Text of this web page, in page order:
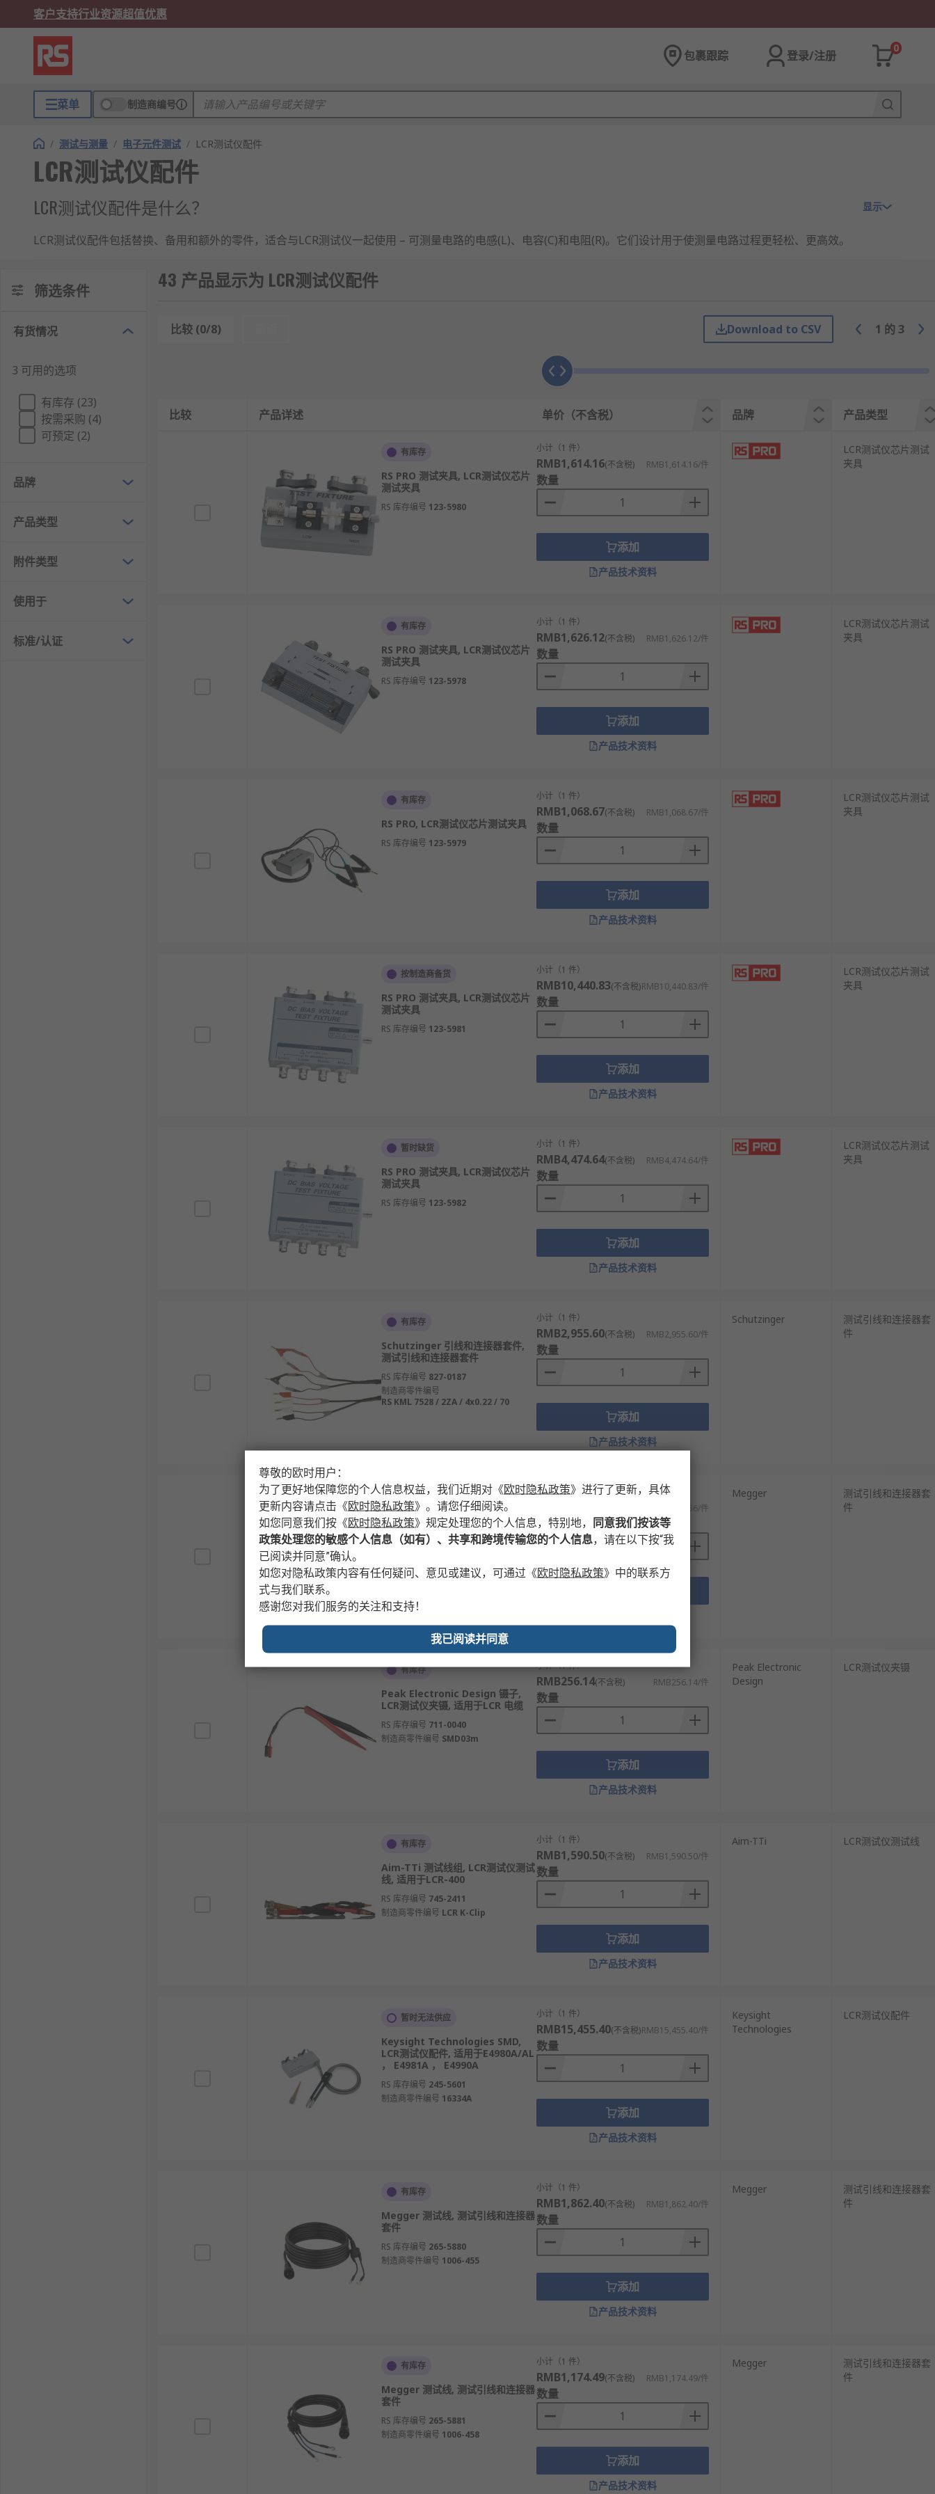
客户支持行业资源超值优惠
包裹跟踪 登录/注册
0
菜单 制造商编号
/ 测试与测量 / 电子元件测试 / LCR测试仪配件
LCR测试仪配件
LCR测试仪配件是什么？
LCR测试仪配件包括替换、备用和额外的零件，适合与LCR测试仪一起使用 – 可测量电路的电感(L)、电容(C)和电阻(R)。它们设计用于使测量电路过程更轻松、更高效。
LCR测试仪配件的应用
LCR测试仪配件的类型
LCR测试仪配件涵盖从小型替换部件到全模块的各种组件，可用于构建您自己的仪器。一些通用配件包括：
弯曲尖端 – 更容易够到难以触及的组件。
空白模块 – 可自定义仪器结构。
RS为您提供了不同品牌的LCR测试仪配件，如Keysight Technologies、RS PRO、Schutzinger等多款不同规格、型号的产品供您挑选，从而满足不同的应用场景需求。
欢迎查看和订购RS的LCR测试仪配件及相关产品，订购现货24小时内发货，线上下单满额免运费。
显示
筛选条件
有货情况
3 可用的选项
有库存 (23)
按需采购 (4)
可预定 (2)
品牌
产品类型
附件类型
使用于
标准/认证
43 产品显示为 LCR测试仪配件
比较 (0/8) Download to CSV 1 的 3
比较 产品详述 单价（不含税） 品牌 产品类型
有库存
RS PRO 测试夹具, LCR测试仪芯片
测试夹具
RS 库存编号 123-5980
小计（1 件）
RMB1,614.16(不含税) RMB1,614.16/件
数量
添加
产品技术资料
LCR测试仪芯片测试
夹具
有库存
RS PRO 测试夹具, LCR测试仪芯片
测试夹具
RS 库存编号 123-5978
小计（1 件）
RMB1,626.12(不含税) RMB1,626.12/件
数量
添加
产品技术资料
LCR测试仪芯片测试
夹具
有库存
RS PRO, LCR测试仪芯片测试夹具
RS 库存编号 123-5979
小计（1 件）
RMB1,068.67(不含税) RMB1,068.67/件
数量
添加
产品技术资料
LCR测试仪芯片测试
夹具
按制造商备货
RS PRO 测试夹具, LCR测试仪芯片
测试夹具
RS 库存编号 123-5981
小计（1 件）
RMB10,440.83(不含税)RMB10,440.83/件
数量
添加
产品技术资料
LCR测试仪芯片测试
夹具
暂时缺货
RS PRO 测试夹具, LCR测试仪芯片
测试夹具
RS 库存编号 123-5982
小计（1 件）
RMB4,474.64(不含税) RMB4,474.64/件
数量
添加
产品技术资料
LCR测试仪芯片测试
夹具
有库存
Schutzinger 引线和连接器套件,
测试引线和连接器套件
RS 库存编号 827-0187
制造商零件编号
RS KML 7528 / 2ZA / 4x0.22 / 70
小计（1 件）
RMB2,955.60(不含税) RMB2,955.60/件
数量
添加
产品技术资料
Schutzinger
测试引线和连接器套
件
有库存
Megger 探头引线, 测试引线和连接
器套件
制造商零件编号
1006-442
小计（1 件）
RMB3,814.56/件
数量
Megger
测试引线和连接器套
件
有库存
Peak Electronic Design 镊子,
LCR测试仪夹镊, 适用于LCR 电缆
RS 库存编号 711-0040
制造商零件编号 SMD03m
小计（1 件）
RMB256.14(不含税) RMB256.14/件
数量
添加
产品技术资料
Peak Electronic
Design
LCR测试仪夹镊
有库存
Aim-TTi 测试线组, LCR测试仪测试
线, 适用于LCR-400
RS 库存编号 745-2411
制造商零件编号 LCR K-Clip
小计（1 件）
RMB1,590.50(不含税) RMB1,590.50/件
数量
添加
产品技术资料
Aim-TTi LCR测试仪测试线
暂时无法供应
Keysight Technologies SMD,
LCR测试仪配件, 适用于E4980A/AL
， E4981A ， E4990A
RS 库存编号 245-5601
制造商零件编号 16334A
小计（1 件）
RMB15,455.40(不含税)RMB15,455.40/件
数量
添加
产品技术资料
Keysight
Technologies
LCR测试仪配件
有库存
Megger 测试线, 测试引线和连接器
套件
RS 库存编号 265-5880
制造商零件编号 1006-455
小计（1 件）
RMB1,862.40(不含税) RMB1,862.40/件
数量
添加
产品技术资料
Megger
测试引线和连接器套
件
有库存
Megger 测试线, 测试引线和连接器
套件
RS 库存编号 265-5881
制造商零件编号 1006-458
小计（1 件）
RMB1,174.49(不含税) RMB1,174.49/件
数量
添加
产品技术资料
Megger
测试引线和连接器套
件
尊敬的欧时用户：
为了更好地保障您的个人信息权益，我们近期对 《欧时隐私政策》 进行了更新，具体
更新内容请点击 《欧时隐私政策》 。请您仔细阅读。
如您同意我们按 《欧时隐私政策》 规定处理您的个人信息，特别地，
同意我们按该等
政策处理您的敏感个人信息（如有）、共享和跨境传输您的个人信息，请在以下按“我
已阅读并同意”确认。
如您对隐私政策内容有任何疑问、意见或建议，可通过 《欧时隐私政策》 中的联系方
式与我们联系。
感谢您对我们服务的关注和支持！
我已阅读并同意